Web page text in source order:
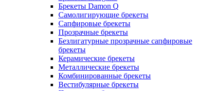
Брекеты Damon Q
Самолигирующие брекеты
Сапфировые брекеты
Прозрачные брекеты
Безлигатурные прозрачные сапфировые
брекеты
Керамические брекеты
Металлические брекеты
Комбинированные брекеты
Вестибулярные брекеты